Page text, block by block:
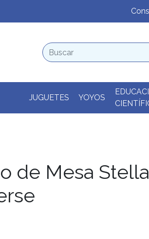
JUGUETES YOYOS
de Mesa